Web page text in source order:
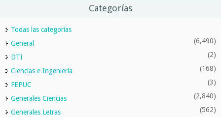
Categorías
Todas las categorías
General
(6,490)
DTI (2)
Ciencias e Ingeniería (168)
FEPUC (3)
Generales Ciencias (2,840)
Generales Letras (562)